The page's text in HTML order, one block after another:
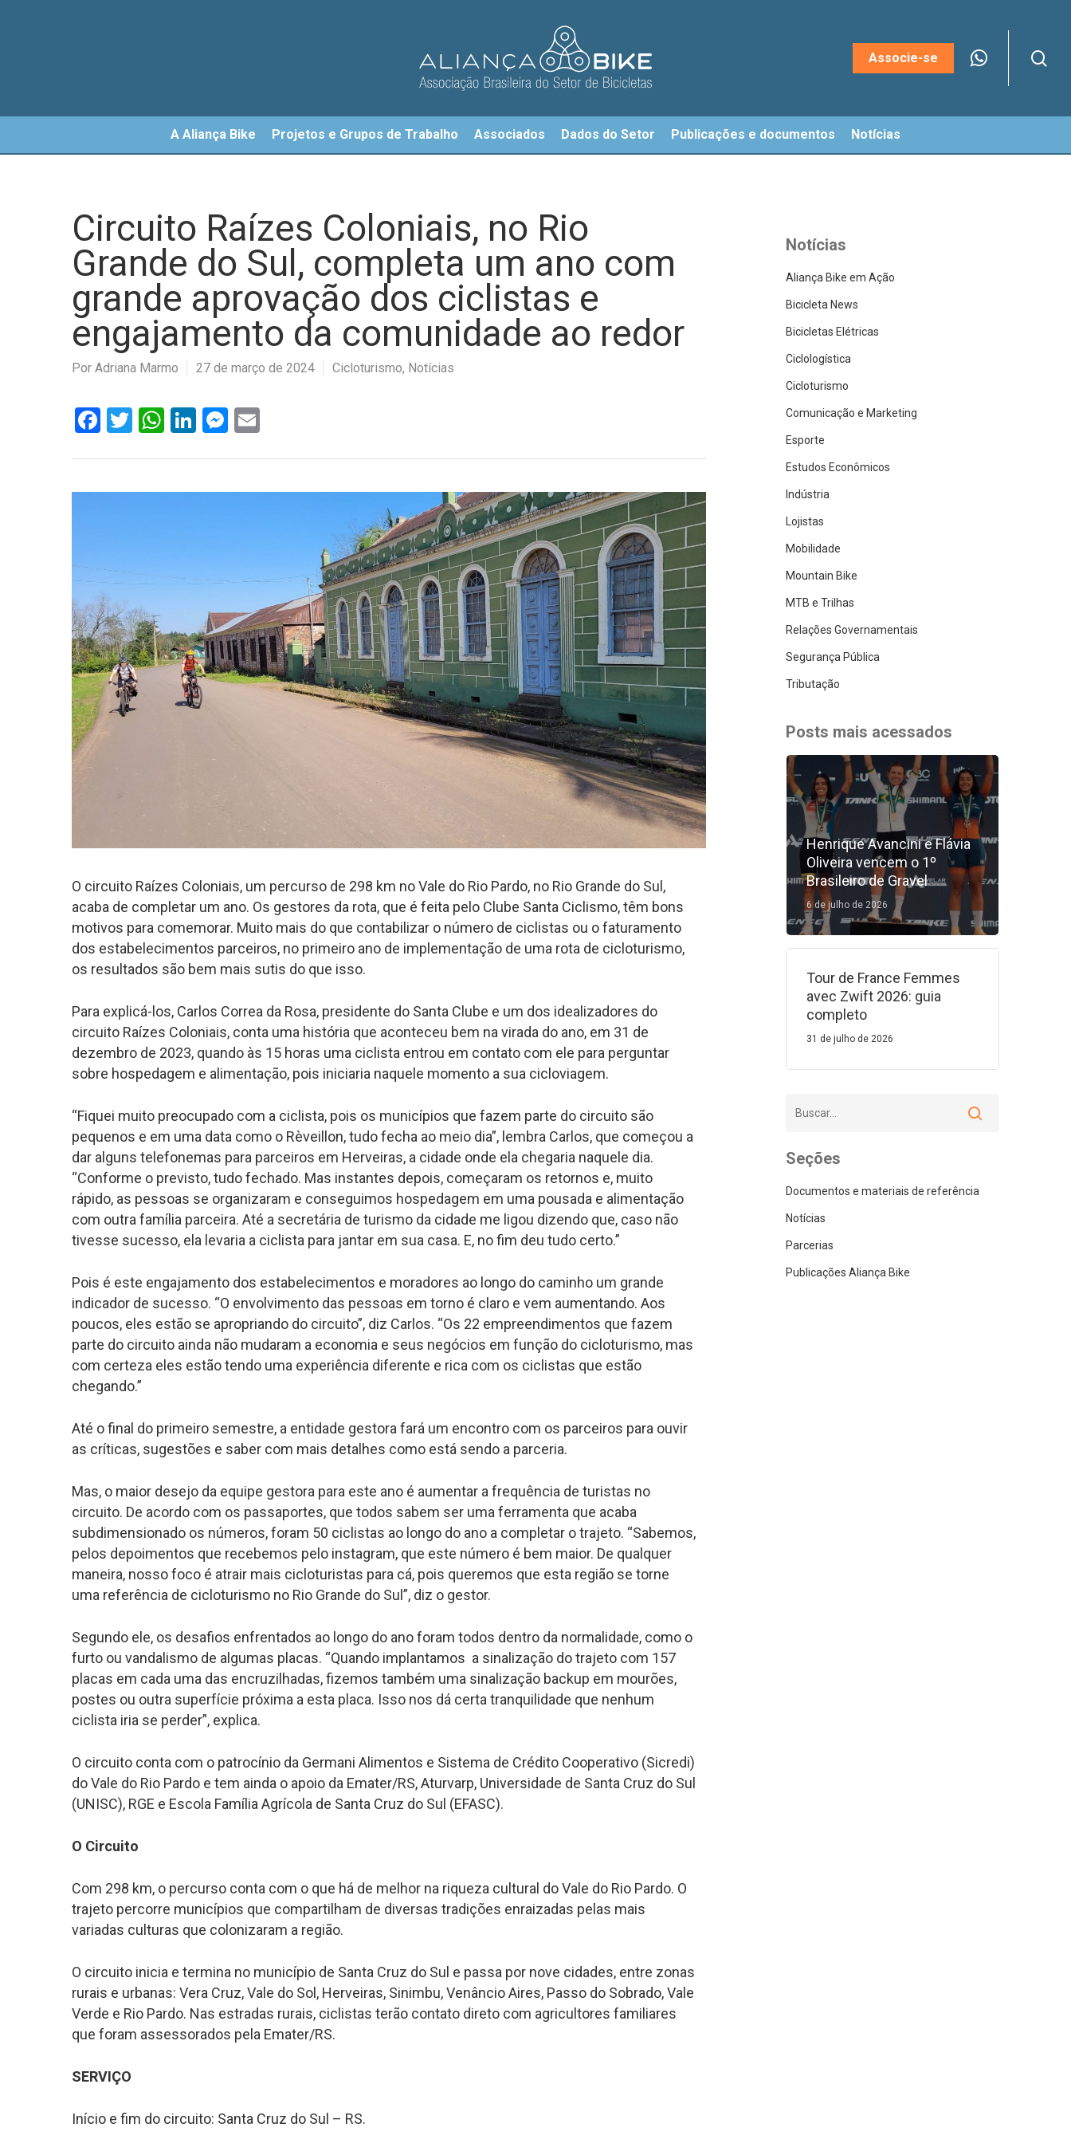
Hit enter to search or ESC to close
Associe-se
A Aliança Bike Projetos e Grupos de Trabalho Associados Dados do Setor Publicações e documentos Notícias
Circuito Raízes Coloniais, no Rio
Grande do Sul, completa um ano com
grande aprovação dos ciclistas e
engajamento da comunidade ao redor
Por Adriana Marmo 27 de março de 2024 Cicloturismo, Notícias
Facebook
Twitter
WhatsApp
LinkedIn
Messenger
O circuito Raízes Coloniais, um percurso de 298 km no Vale do Rio Pardo, no Rio Grande do Sul,
acaba de completar um ano. Os gestores da rota, que é feita pelo Clube Santa Ciclismo, têm bons
motivos para comemorar. Muito mais do que contabilizar o número de ciclistas ou o faturamento
dos estabelecimentos parceiros, no primeiro ano de implementação de uma rota de cicloturismo,
os resultados são bem mais sutis do que isso.
Para explicá-los, Carlos Correa da Rosa, presidente do Santa Clube e um dos idealizadores do
circuito Raízes Coloniais, conta uma história que aconteceu bem na virada do ano, em 31 de
dezembro de 2023, quando às 15 horas uma ciclista entrou em contato com ele para perguntar
sobre hospedagem e alimentação, pois iniciaria naquele momento a sua cicloviagem.
“Fiquei muito preocupado com a ciclista, pois os municípios que fazem parte do circuito são
pequenos e em uma data como o Rèveillon, tudo fecha ao meio dia”, lembra Carlos, que começou a
dar alguns telefonemas para parceiros em Herveiras, a cidade onde ela chegaria naquele dia.
“Conforme o previsto, tudo fechado. Mas instantes depois, começaram os retornos e, muito
rápido, as pessoas se organizaram e conseguimos hospedagem em uma pousada e alimentação
com outra família parceira. Até a secretária de turismo da cidade me ligou dizendo que, caso não
tivesse sucesso, ela levaria a ciclista para jantar em sua casa. E, no fim deu tudo certo.”
Pois é este engajamento dos estabelecimentos e moradores ao longo do caminho um grande
indicador de sucesso. “O envolvimento das pessoas em torno é claro e vem aumentando. Aos
poucos, eles estão se apropriando do circuito”, diz Carlos. “Os 22 empreendimentos que fazem
parte do circuito ainda não mudaram a economia e seus negócios em função do cicloturismo, mas
com certeza eles estão tendo uma experiência diferente e rica com os ciclistas que estão
chegando.”
Até o final do primeiro semestre, a entidade gestora fará um encontro com os parceiros para ouvir
as críticas, sugestões e saber com mais detalhes como está sendo a parceria.
Mas, o maior desejo da equipe gestora para este ano é aumentar a frequência de turistas no
circuito. De acordo com os passaportes, que todos sabem ser uma ferramenta que acaba
subdimensionado os números, foram 50 ciclistas ao longo do ano a completar o trajeto. “Sabemos,
pelos depoimentos que recebemos pelo instagram, que este número é bem maior. De qualquer
maneira, nosso foco é atrair mais cicloturistas para cá, pois queremos que esta região se torne
uma referência de cicloturismo no Rio Grande do Sul”, diz o gestor.
Segundo ele, os desafios enfrentados ao longo do ano foram todos dentro da normalidade, como o
furto ou vandalismo de algumas placas. “Quando implantamos a sinalização do trajeto com 157
placas em cada uma das encruzilhadas, fizemos também uma sinalização backup em mourões,
postes ou outra superfície próxima a esta placa. Isso nos dá certa tranquilidade que nenhum
ciclista iria se perder”, explica.
O circuito conta com o patrocínio da Germani Alimentos e Sistema de Crédito Cooperativo (Sicredi)
do Vale do Rio Pardo e tem ainda o apoio da Emater/RS, Aturvarp, Universidade de Santa Cruz do Sul
(UNISC), RGE e Escola Família Agrícola de Santa Cruz do Sul (EFASC).
O Circuito
Com 298 km, o percurso conta com o que há de melhor na riqueza cultural do Vale do Rio Pardo. O
trajeto percorre municípios que compartilham de diversas tradições enraizadas pelas mais
variadas culturas que colonizaram a região.
O circuito inicia e termina no município de Santa Cruz do Sul e passa por nove cidades, entre zonas
rurais e urbanas: Vera Cruz, Vale do Sol, Herveiras, Sinimbu, Venâncio Aires, Passo do Sobrado, Vale
Verde e Rio Pardo. Nas estradas rurais, ciclistas terão contato direto com agricultores familiares
que foram assessorados pela Emater/RS.
SERVIÇO
Início e fim do circuito: Santa Cruz do Sul – RS.
Notícias
Aliança Bike em Ação
Bicicleta News
Bicicletas Elétricas
Ciclologística
Cicloturismo
Comunicação e Marketing
Esporte
Estudos Econômicos
Indústria
Lojistas
Mobilidade
Mountain Bike
MTB e Trilhas
Relações Governamentais
Segurança Pública
Tributação
Posts mais acessados
Henrique Avancini e Flávia
Oliveira vencem o 1º
Brasileiro de Gravel
6 de julho de 2026
Tour de France Femmes
avec Zwift 2026: guia
completo
31 de julho de 2026
Seções
Documentos e materiais de referência
Notícias
Parcerias
Publicações Aliança Bike